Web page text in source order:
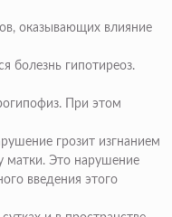
оказывающих влияние
болезнь гипотиреоз.
При этом
грозит изгнанием
матки. Это нарушение
введения этого